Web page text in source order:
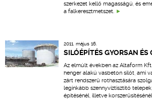
TERVEZÉSI
szerkezet kellő magasságú, és
a falkeresztmetszet.
2011. május 16.
SILÓÉPÍTÉS GYORSAN ÉS
Az elmúlt években az Altaform
henger alakú vasbeton silót, ami
zárt rendszerű rothasztására
leginkább szennyvíztisztító
építésénél, illetve